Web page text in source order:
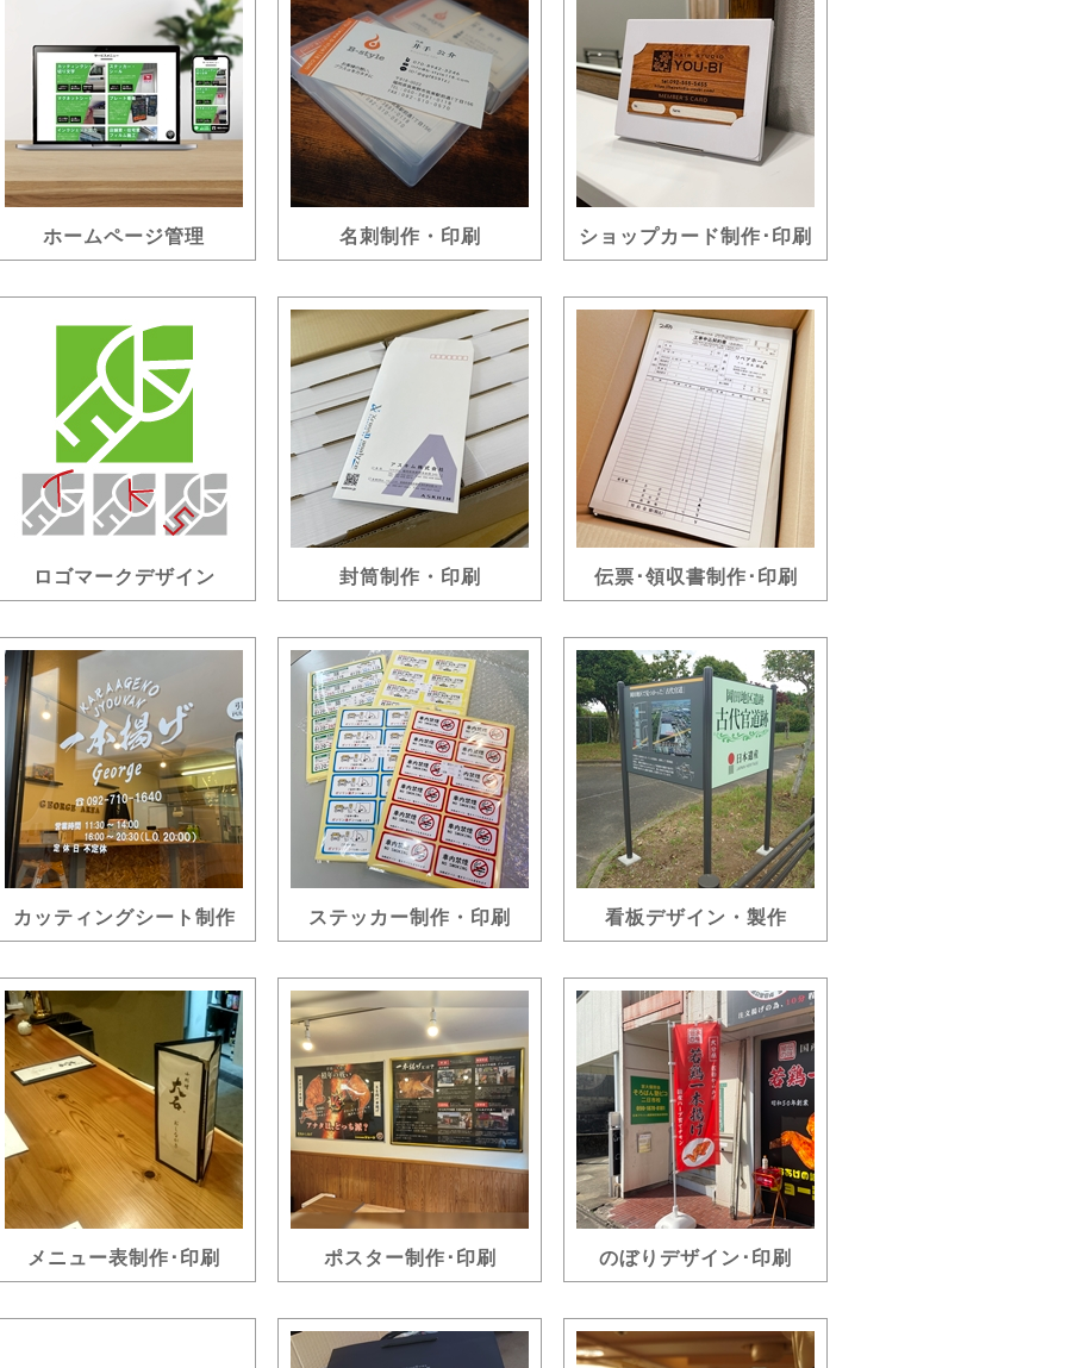
ホームページ管理 名刺制作・印刷 ショップカード制作･印刷
ロゴマークデザイン 封筒制作・印刷 伝票･領収書制作･印刷
カッティングシート制作 ステッカー制作・印刷 看板デザイン・製作
メニュー表制作･印刷 ポスター制作･印刷 のぼりデザイン･印刷